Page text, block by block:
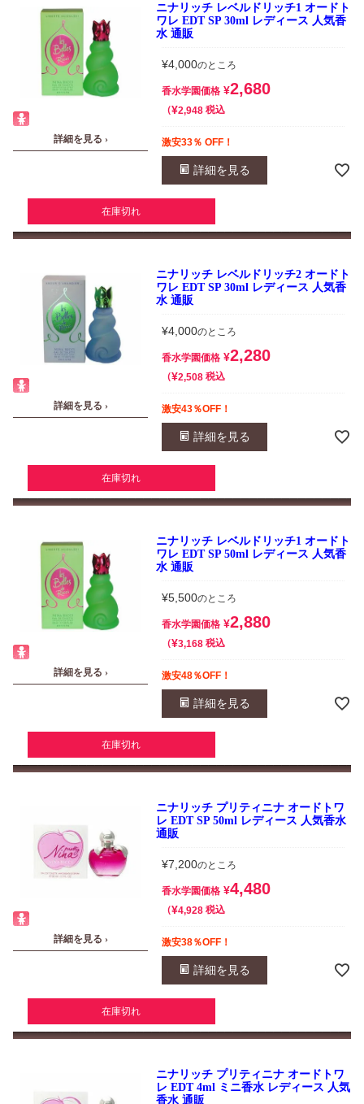
詳細を見る ›
ニナリッチ レベルドリッチ1 オードト
ワレ EDT SP 30ml レディース 人気香
水 通販
¥4,000のところ
香水学園価格 ¥2,680
¥2,948 税込
激安33％ OFF！
詳細を見る
在庫切れ
詳細を見る ›
ニナリッチ レベルドリッチ2 オードト
ワレ EDT SP 30ml レディース 人気香
水 通販
¥4,000のところ
香水学園価格 ¥2,280
¥2,508 税込
激安43％OFF！
詳細を見る
在庫切れ
詳細を見る ›
ニナリッチ レベルドリッチ1 オードト
ワレ EDT SP 50ml レディース 人気香
水 通販
¥5,500のところ
香水学園価格 ¥2,880
¥3,168 税込
激安48％OFF！
詳細を見る
在庫切れ
詳細を見る ›
ニナリッチ プリティニナ オードトワ
レ EDT SP 50ml レディース 人気香水
通販
¥7,200のところ
香水学園価格 ¥4,480
¥4,928 税込
激安38％OFF！
詳細を見る
在庫切れ
ニナリッチ プリティニナ オードトワ
レ EDT 4ml ミニ香水 レディース 人気
香水 通販